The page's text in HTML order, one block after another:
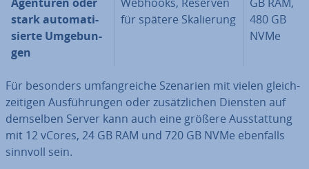
stark au­to­ma­ti­
sier­te Um­ge­bun­
gen
für spätere Ska­lie­rung
480 GB
NVMe
Für besonders um­fang­rei­che Szenarien mit vielen gleich­
zei­ti­gen Aus­füh­run­gen oder zu­sätz­li­chen Diensten auf
demselben Server kann auch eine größere Aus­stat­tung
mit 12 vCores, 24 GB RAM und 720 GB NVMe ebenfalls
sinnvoll sein.